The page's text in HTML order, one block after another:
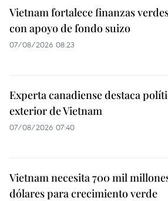
Vietnam fortalece finanzas
con apoyo de fondo suizo
07/08/2026 08:23
Experta canadiense destaca
exterior de Vietnam
07/08/2026 07:40
Vietnam necesita 700 mil
dólares para crecimiento verde